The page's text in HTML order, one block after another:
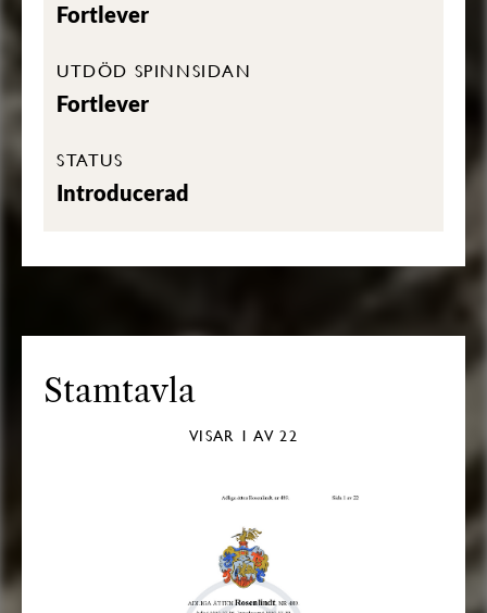
Fortlever
UTDÖD SPINNSIDAN
Fortlever
STATUS
Introducerad
Stamtavla
VISAR 1 AV 22